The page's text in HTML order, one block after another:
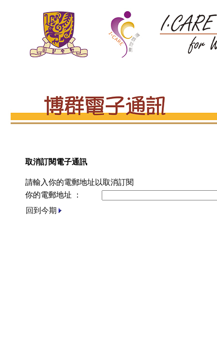
取消訂閱電子通訊
請輸入你的電郵地址以取消訂閱
你的電郵地址 ：
回到今期